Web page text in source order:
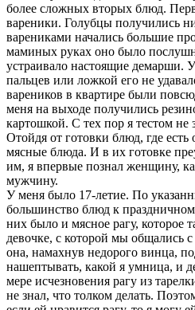
более сложных вторых блюд.
вареники. Голубцы получились
варениками начались большие
маминых руках оно было
устраивало настоящие демарши.
пальцев или ложкой его не
вареников в квартире были
меня на выходе получились
картошкой. С тех пор я тестом не
Отойдя от готовки блюд, где есть
мясные блюда. И в их готовке
им, я впервые познал женщину,
мужчину.
У меня было 17-летие. По
большинство блюд к
них было и мясное рагу, которое
девочке, с которой мы общались с
она, намахнув недорого винца,
нашептывать, какой я умница, и
мере исчезновения рагу из
не знал, что толком делать.